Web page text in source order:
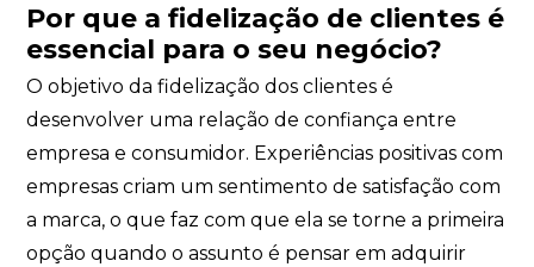
Por que a fidelização de clientes é
essencial para o seu negócio?
O objetivo da fidelização dos clientes é
desenvolver uma relação de confiança entre
empresa e consumidor. Experiências positivas com
empresas criam um sentimento de satisfação com
a marca, o que faz com que ela se torne a primeira
opção quando o assunto é pensar em adquirir
de marketing. Você pode alterar suas preferências a
qualquer momento.
Iniciar conversa